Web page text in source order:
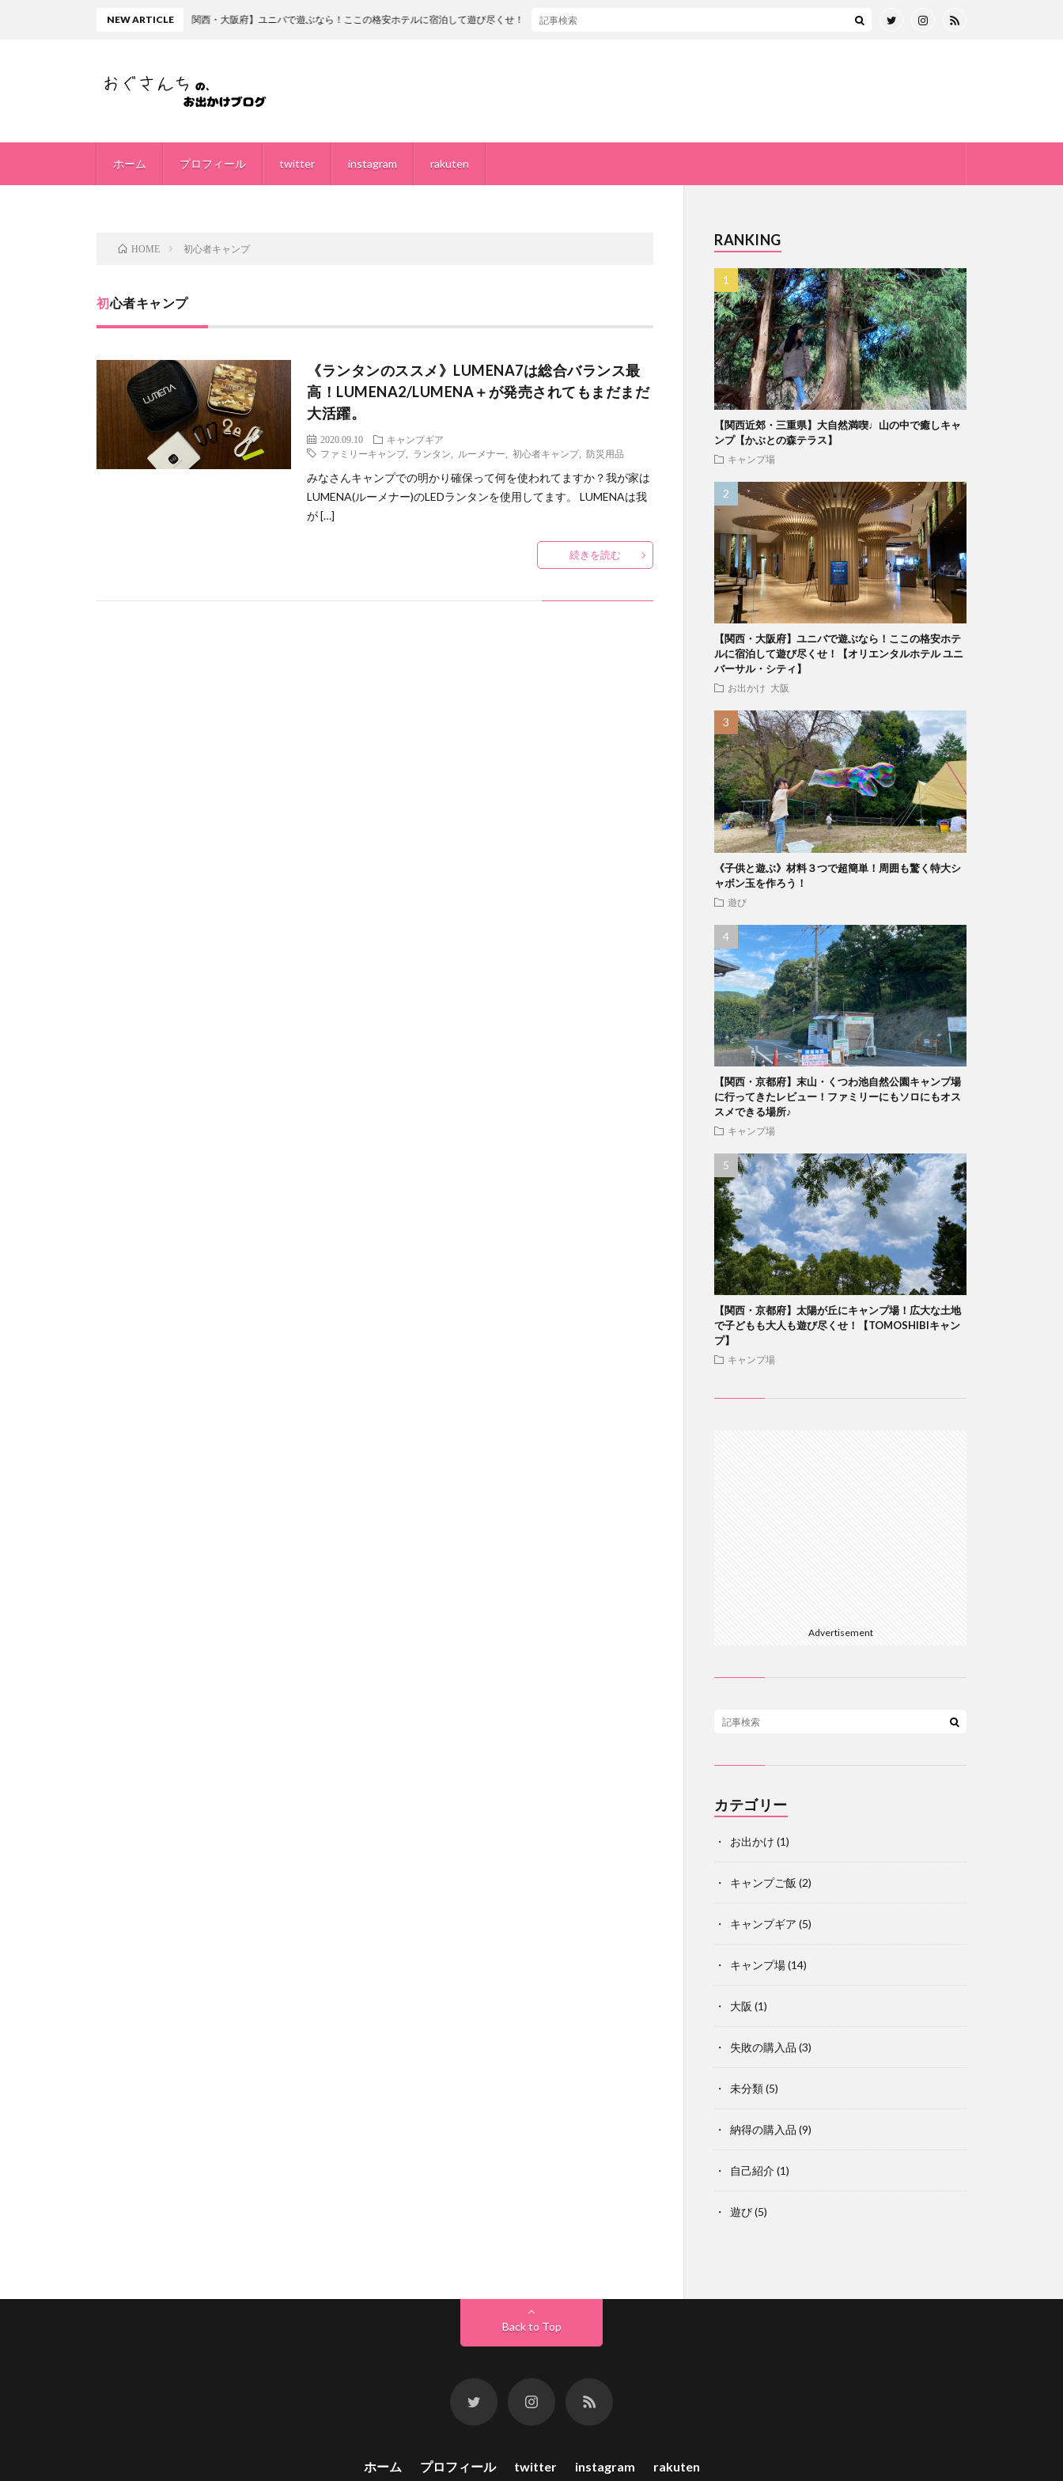
ホーム プロフィール twitter instagram rakuten
NEW ARTICLE
【関西・大阪府】ユニバで遊ぶなら！ここの格安ホテルに宿泊して遊び尽くせ！【オリエンタルホテル ユニバーサル・シティ】
HOME 初心者キャンプ
初心者キャンプ
《ランタンのススメ》LUMENA7は総合バランス最
高！LUMENA2/LUMENA＋が発売されてもまだまだ
大活躍。
2020.09.10
キャンプギア
ファミリーキャンプ, ランタン ルーメナー ,初心者キャンプ, 防災用品
みなさんキャンプでの明かり確保って何を使われてますか？我が家は
LUMENA(ルーメナー)のLEDランタンを使用してます。 LUMENAは我
が […]
続きを読む
RANKING
【関西近郊・三重県】大自然満喫♩山の中で癒しキャ
ンプ【かぶとの森テラス】
キャンプ場
【関西・大阪府】ユニバで遊ぶなら！ここの格安ホテ
ルに宿泊して遊び尽くせ！【オリエンタルホテル ユニ
バーサル・シティ】
お出かけ 大阪
《子供と遊ぶ》材料３つで超簡単！周囲も驚く特大シ
ャボン玉を作ろう！
遊び
【関西・京都府】末山・くつわ池自然公園キャンプ場
に行ってきたレビュー！ファミリーにもソロにもオス
スメできる場所♪
キャンプ場
【関西・京都府】太陽が丘にキャンプ場！広大な土地
で子どもも大人も遊び尽くせ！【TOMOSHIBIキャン
プ】
キャンプ場
Advertisement
カテゴリー
お出かけ (1)
キャンプご飯 (2)
キャンプギア (5)
キャンプ場(14)
大阪 (1)
失敗の購入品 (3)
未分類(5)
納得の購入品 (9)
自己紹介 (1)
遊び(5)
Back to Top
ホーム プロフィール twitter instagram rakuten